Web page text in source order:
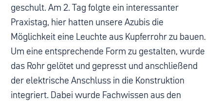
geschult. Am 2. Tag folgte ein interessanter
Praxistag, hier hatten unsere Azubis die
Möglichkeit eine Leuchte aus Kupferrohr zu bauen.
Um eine entsprechende Form zu gestalten, wurde
das Rohr gelötet und gepresst und anschließend
der elektrische Anschluss in die Konstruktion
integriert. Dabei wurde Fachwissen aus den